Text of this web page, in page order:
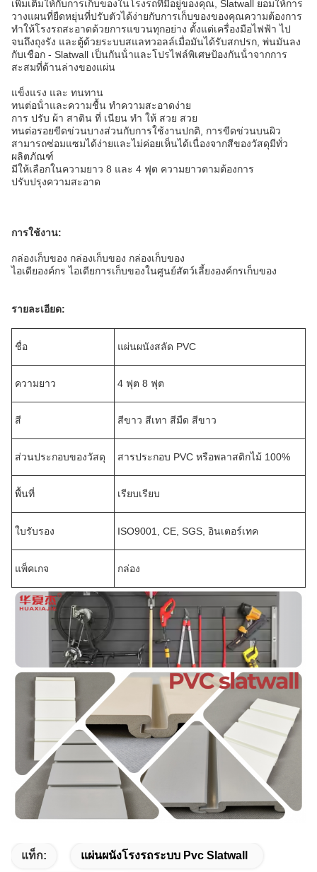
เพิ่มเติมให้กับการเก็บของในโรงรถที่มีอยู่ของคุณ, Slatwall ยอมให้การ
วางแผนที่ยืดหยุ่นที่ปรับตัวได้ง่ายกับการเก็บของของคุณความต้องการ
ทําให้โรงรถสะอาดด้วยการแขวนทุกอย่าง ตั้งแต่เครื่องมือไฟฟ้า ไป
จนถึงถุงรัง และตู้ด้วยระบบสแลทวอลล์เมื่อมันได้รับสกปรก, พ่นมันลง
กับเชือก - Slatwall เป็นกันน้ําและโปรไฟล์พิเศษป้องกันน้ําจากการ
สะสมที่ด้านล่างของแผ่น
แข็งแรง และ ทนทาน
ทนต่อน้ําและความชื้น ทําความสะอาดง่าย
การ ปรับ ผ้า สาติน ที่ เนียน ทํา ให้ สวย สวย
ทนต่อรอยขีดข่วนบางส่วนกับการใช้งานปกติ, การขีดข่วนบนผิว
สามารถซ่อมแซมได้ง่ายและไม่ค่อยเห็นได้เนื่องจากสีของวัสดุมีทั่ว
ผลิตภัณฑ์
มีให้เลือกในความยาว 8 และ 4 ฟุต ความยาวตามต้องการ
ปรับปรุงความสะอาด
การใช้งาน:
กล่องเก็บของ กล่องเก็บของ กล่องเก็บของ
ไอเดียองค์กร ไอเดียการเก็บของในศูนย์สัตว์เลี้ยงองค์กรเก็บของ
รายละเอียด:
ชื่อ แผ่นผนังสลัด PVC
ความยาว 4 ฟุต 8 ฟุต
สี สีขาว สีเทา สีมืด สีขาว
ส่วนประกอบของวัสดุ สารประกอบ PVC หรือพลาสติกไม้ 100%
พื้นที่ เรียบเรียบ
ใบรับรอง ISO9001, CE, SGS, อินเตอร์เทค
แพ็คเกจ กล่อง
แท็ก: แผ่นผนังโรงรถระบบ Pvc Slatwall